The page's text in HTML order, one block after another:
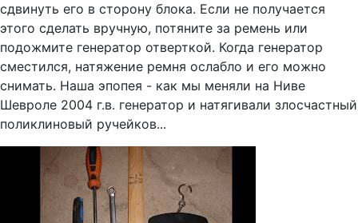
сдвинуть его в сторону блока. Если не получается
этого сделать вручную, потяните за ремень или
подожмите генератор отверткой. Когда генератор
сместился, натяжение ремня ослабло и его можно
снимать. Наша эпопея - как мы меняли на Ниве
Шевроле 2004 г.в. генератор и натягивали злосчастный
поликлиновый ручейков...